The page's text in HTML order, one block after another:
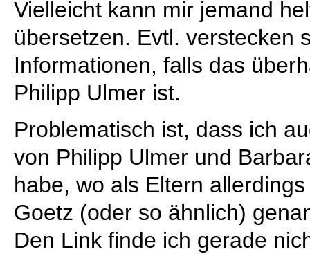
Vielleicht kann mir jemand
übersetzen. Evtl. verstecken
Informationen, falls das
Philipp Ulmer ist.
Problematisch ist, dass ich
von Philipp Ulmer und
habe, wo als Eltern
Goetz (oder so ähnlich)
Den Link finde ich gerade